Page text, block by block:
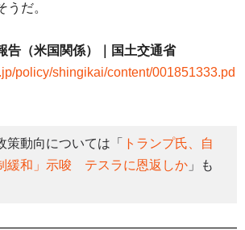
うだ。
告（米国関係）｜国土交通省
policy/shingikai/content/001851333.pd
策動向については「
トランプ氏、自
緩和」示唆 テスラに恩返しか 」も